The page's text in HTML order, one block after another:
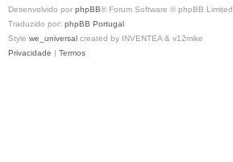
Desenvolvido por phpBB® Forum Software © phpBB Limited
Traduzido por: phpBB Portugal
Style we_universal created by INVENTEA & v12mike
Privacidade | Termos